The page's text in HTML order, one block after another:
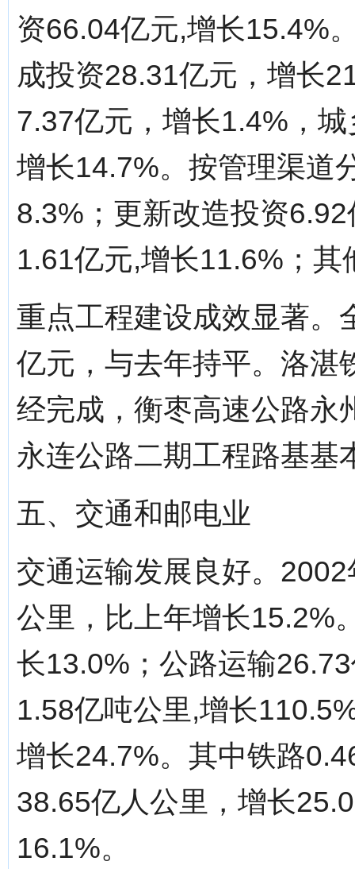
资66.04亿元,增长15.4%
成投资28.31亿元，增长
7.37亿元，增长1.4%，
增长14.7%。按管理渠道
8.3%；更新改造投资
1.61亿元,增长11.6%；
重点工程建设成效显著。
亿元，与去年持平。洛湛
经完成，衡枣高速公路永
永连公路二期工程路基基
五、交通和邮电业
交通运输发展良好。
公里，比上年增长15.2%
长13.0%；公路运输
1.58亿吨公里,增长
增长24.7%。其中铁路
38.65亿人公里，增长
16.1%。